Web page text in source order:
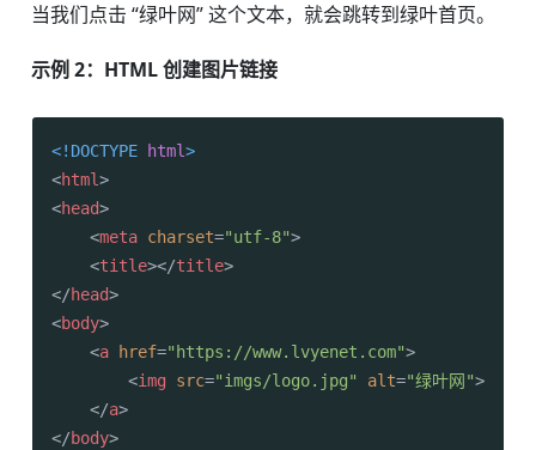
当我们点击 “绿叶网” 这个文本，就会跳转到绿叶首页。
示例 2：HTML 创建图片链接
<!DOCTYPE html>
<html>
<head>
<meta charset="utf-8">
<title></title>
</head>
<body>
<a href="https://www.lvyenet.com">
<img src="imgs/logo.jpg" alt="绿叶网">
</a>
</body>